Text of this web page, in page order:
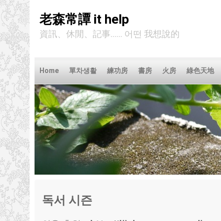
老森常譚 it help
資訊、休閒、記事...... 어떤 我想說的
Home 單차생활 練功房 書房 火房 綠色天地
독서 시즌